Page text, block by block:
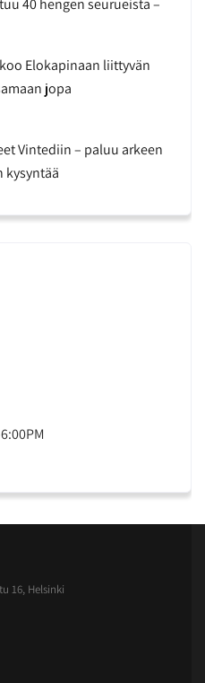
40 hengen seurueista –
Elokapinaan liittyvän
jopa
Vintediin – paluu arkeen
kysyntää
16, Helsinki